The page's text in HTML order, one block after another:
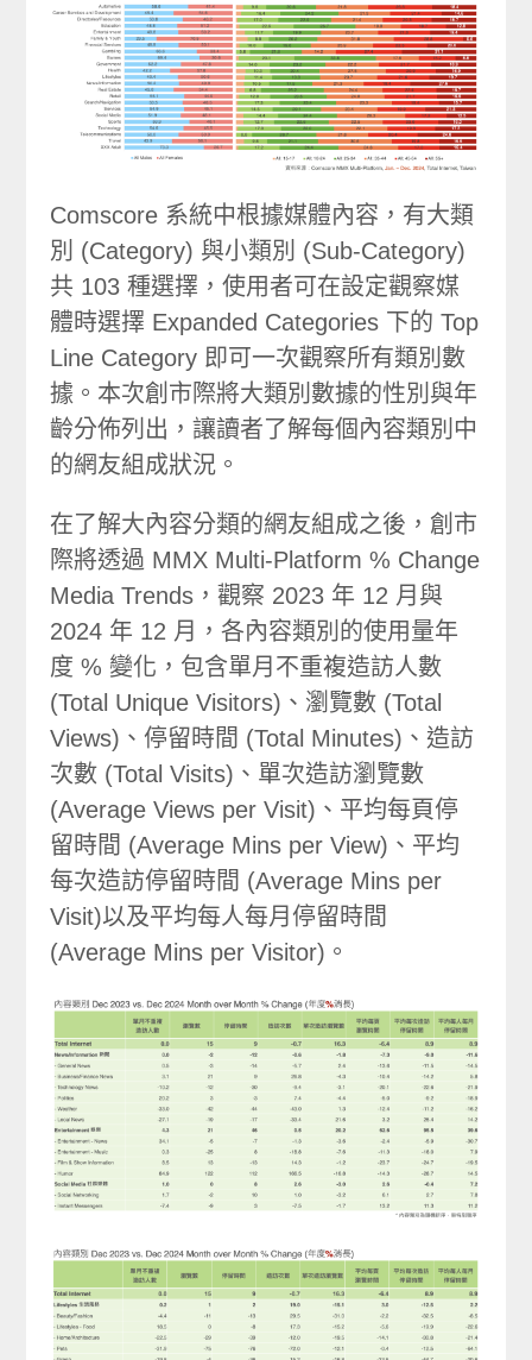
Comscore 系統中根據媒體內容，有大類
別 (Category) 與小類別 (Sub-Category)
共 103 種選擇，使用者可在設定觀察媒
體時選擇 Expanded Categories 下的 Top
Line Category 即可一次觀察所有類別數
據。本次創市際將大類別數據的性別與年
齡分佈列出，讓讀者了解每個內容類別中
的網友組成狀況。
在了解大內容分類的網友組成之後，創市
際將透過 MMX Multi-Platform % Change
Media Trends，觀察 2023 年 12 月與
2024 年 12 月，各內容類別的使用量年
度 % 變化，包含單月不重複造訪人數
(Total Unique Visitors)、瀏覽數 (Total
Views)、停留時間 (Total Minutes)、造訪
次數 (Total Visits)、單次造訪瀏覽數
(Average Views per Visit)、平均每頁停
留時間 (Average Mins per View)、平均
每次造訪停留時間 (Average Mins per
Visit)以及平均每人每月停留時間
(Average Mins per Visitor)。